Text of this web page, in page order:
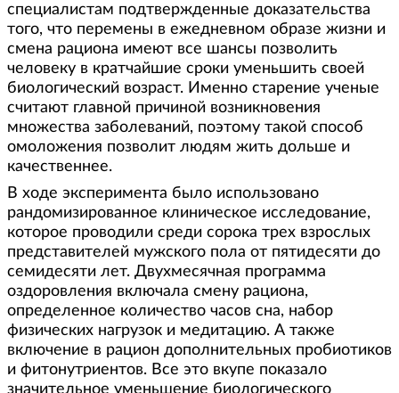
специалистам подтвержденные доказательства
того, что перемены в ежедневном образе жизни и
смена рациона имеют все шансы позволить
человеку в кратчайшие сроки уменьшить своей
биологический возраст. Именно старение ученые
считают главной причиной возникновения
множества заболеваний, поэтому такой способ
омоложения позволит людям жить дольше и
качественнее.
В ходе эксперимента было использовано
рандомизированное клиническое исследование,
которое проводили среди сорока трех взрослых
представителей мужского пола от пятидесяти до
семидесяти лет. Двухмесячная программа
оздоровления включала смену рациона,
определенное количество часов сна, набор
физических нагрузок и медитацию. А также
включение в рацион дополнительных пробиотиков
и фитонутриентов. Все это вкупе показало